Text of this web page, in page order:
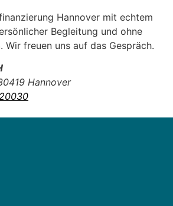
Hannover mit echtem
Begleitung und ohne
Wir freuen uns auf das Gespräch.
Hannover